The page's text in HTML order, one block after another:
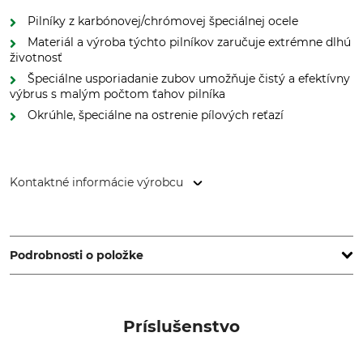
Pilníky z karbónovej/chrómovej špeciálnej ocele
Materiál a výroba týchto pilníkov zaručuje extrémne dlhú
životnosť
Špeciálne usporiadanie zubov umožňuje čistý a efektívny
výbrus s malým počtom ťahov pilníka
Okrúhle, špeciálne na ostrenie pílových reťazí
Kontaktné informácie výrobcu
France, www.bahco.com
Podrobnosti o položke
Príslušenstvo